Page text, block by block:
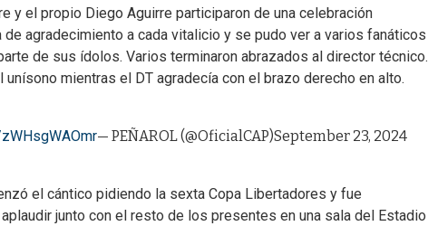
y el propio Diego Aguirre participaron de una celebración
agradecimiento a cada vitalicio y se pudo ver a varios fanáticos
de sus ídolos. Varios terminaron abrazados al director técnico.
unísono mientras el DT agradecía con el brazo derecho en alto.
— PEÑAROL (@OficialCAP)September 23, 2024
el cántico pidiendo la sexta Copa Libertadores y fue
junto con el resto de los presentes en una sala del Estadio